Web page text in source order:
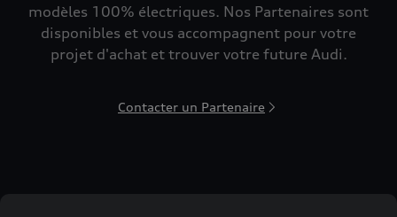
modèles 100% électriques. Nos Partenaires sont
disponibles et vous accompagnent pour votre
projet d'achat et trouver votre future Audi.
Contacter un Partenaire